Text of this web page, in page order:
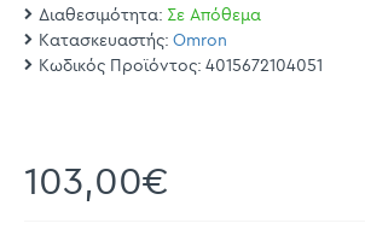
Διαθεσιμότητα: Σε Απόθεμα
Κατασκευαστής: Omron
Κωδικός Προϊόντος: 4015672104051
103,00€